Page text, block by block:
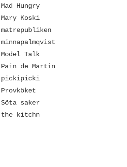
Mad Hungry
Mary Koski
matrepubliken
minnapalmqvist
Model Talk
Pain de Martin
pickipicki
Provköket
Söta saker
the kitchn